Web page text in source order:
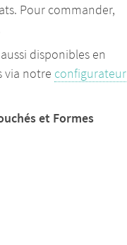
Pour commander,
disponibles en
via notre configurateur
et Formes